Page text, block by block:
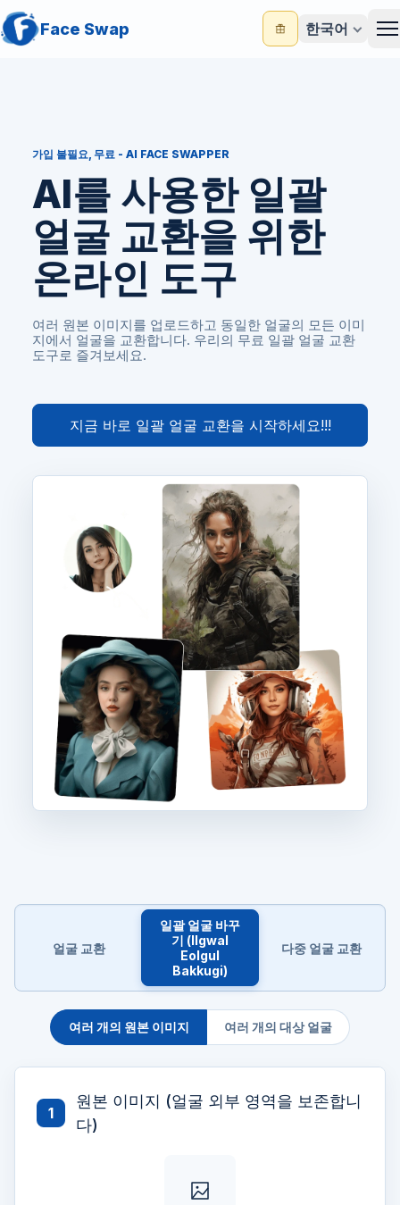
Face Swap 한국어
가입 불필요, 무료 - AI FACE SWAPPER
AI를 사용한 일괄
얼굴 교환을 위한
온라인 도구
여러 원본 이미지를 업로드하고 동일한 얼굴의 모든 이미
지에서 얼굴을 교환합니다. 우리의 무료 일괄 얼굴 교환
도구로 즐겨보세요.
지금 바로 일괄 얼굴 교환을 시작하세요!!!
얼굴 교환
일괄 얼굴 바꾸
기 (Ilgwal
Eolgul
Bakkugi)
다중 얼굴 교환
여러 개의 원본 이미지 여러 개의 대상 얼굴
1
원본 이미지 (얼굴 외부 영역을 보존합니
다)